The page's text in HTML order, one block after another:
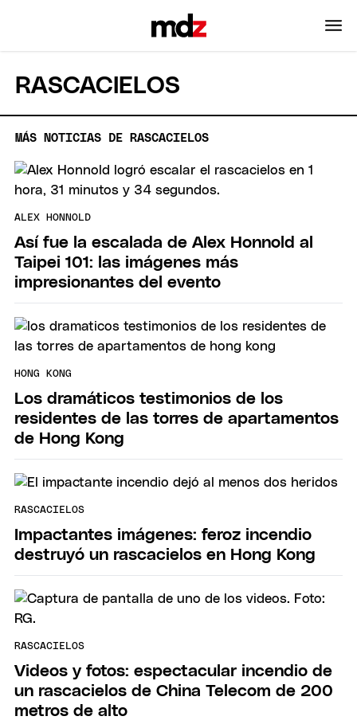
RASCACIELOS
MÁS NOTICIAS DE RASCACIELOS
ALEX HONNOLD
Así fue la escalada de Alex Honnold al
Taipei 101: las imágenes más
impresionantes del evento
HONG KONG
Los dramáticos testimonios de los
residentes de las torres de apartamentos
de Hong Kong
RASCACIELOS
Impactantes imágenes: feroz incendio
destruyó un rascacielos en Hong Kong
RASCACIELOS
Videos y fotos: espectacular incendio de
un rascacielos de China Telecom de 200
metros de alto